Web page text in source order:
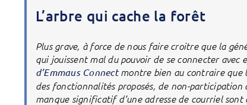
L’arbre qui cache la forêt
Plus grave, à force de nous faire croitre que la
qui jouissent mal du pouvoir de se connecter avec
d’Emmaus Connectmontre bien au contraire que
des fonctionnalités proposés, de non-participation
manque significatif d’une adresse de courriel